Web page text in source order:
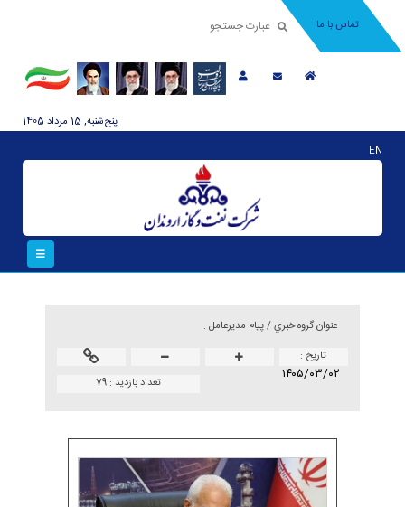
تماس با ما
پنج‌شنبه, 15 مرداد 1405
EN
عنوان گروه خبري /پیام مدیرعامل .
تاريخ :
۱۴۰۵/۰۳/۰۲ تعداد بازدید :79